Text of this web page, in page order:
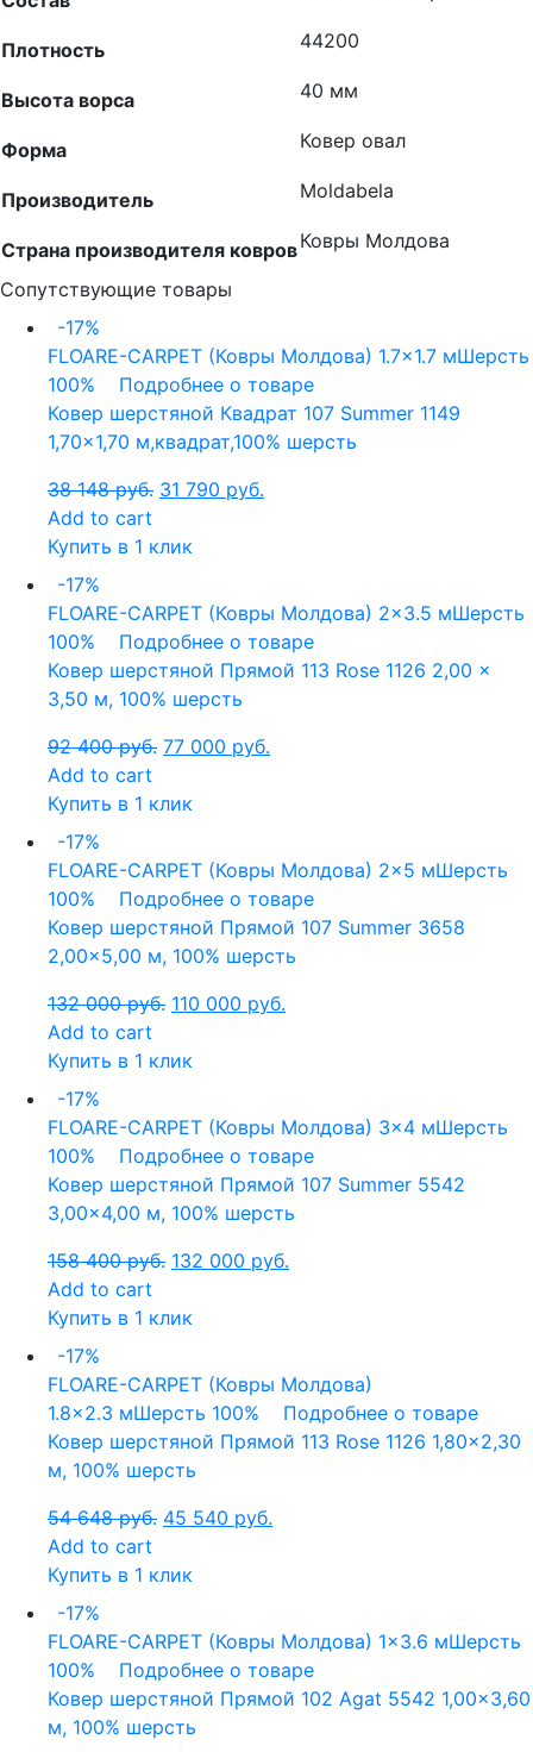
Плотность 44200
Высота ворса 40 мм
Форма Ковер овал
Производитель Moldabela
Страна производителя ковровКовры Молдова
Сопутствующие товары
-17%
FLOARE-CARPET (Ковры Молдова) 1.7x1.7 мШерсть
100%
Подробнее о товаре
Ковер шерстяной Квадрат 107 Summer 1149
1,70×1,70 м,квадрат,100% шерсть
38 148руб. 31 790 руб.
Add to cart
Купить в 1 клик
-17%
FLOARE-CARPET (Ковры Молдова) 2x3.5 мШерсть
100%
Подробнее о товаре
Ковер шерстяной Прямой 113 Rose 1126 2,00 x
3,50 м, 100% шерсть
92 400руб. 77 000 руб.
Add to cart
Купить в 1 клик
-17%
FLOARE-CARPET (Ковры Молдова) 2x5 мШерсть
100%
Подробнее о товаре
Ковер шерстяной Прямой 107 Summer 3658
2,00×5,00 м, 100% шерсть
132 000руб. 110 000 руб.
Add to cart
Купить в 1 клик
-17%
FLOARE-CARPET (Ковры Молдова) 3x4 мШерсть
100%
Подробнее о товаре
Ковер шерстяной Прямой 107 Summer 5542
3,00×4,00 м, 100% шерсть
158 400руб. 132 000 руб.
Add to cart
Купить в 1 клик
-17%
FLOARE-CARPET (Ковры Молдова)
1.8x2.3 мШерсть 100%
Подробнее о товаре
Ковер шерстяной Прямой 113 Rose 1126 1,80×2,30
м, 100% шерсть
54 648руб. 45 540 руб.
Add to cart
Купить в 1 клик
-17%
FLOARE-CARPET (Ковры Молдова) 1x3.6 мШерсть
100%
Подробнее о товаре
Ковер шерстяной Прямой 102 Agat 5542 1,00×3,60
м, 100% шерсть